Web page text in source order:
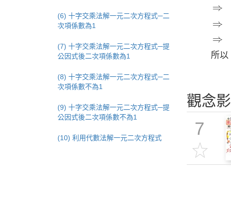
⇒
⇒
⇒
所以
觀念
7
(6) 十字交乘法解一元二次方程式─二
次項係數為1
(7) 十字交乘法解一元二次方程式─提
公因式後二次項係數為1
(8) 十字交乘法解一元二次方程式─二
次項係數不為1
(9) 十字交乘法解一元二次方程式─提
公因式後二次項係數不為1
(10) 利用代數法解一元二次方程式